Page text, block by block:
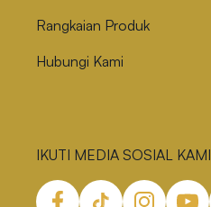
Rangkaian Produk
Hubungi Kami
IKUTI MEDIA SOSIAL KAMI